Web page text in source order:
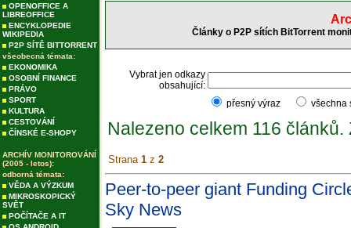
OPENOFFICE A
LIBREOFFICE
ENCYKLOPEDIE
WIKIPEDIA
P2P SÍTĚ BITTORRENT
všeobecná témata:
EKONOMIKA
OSOBNÍ FINANCE
PRÁVO
SPORT
KULTURA
CESTOVÁNÍ
ČÍNSKÉ E-SHOPY
ARCHÍV MONITOROVÁNÍ
(2005 - letos):
odborná témata:
VĚDA A VÝZKUM
MIKROSKOPICKÝ
SVĚT
POČÍTAČE A IT
Články o P2P sítích BitTorrent
Vybrat jen odkazy
obsahující:
přesný výraz
Nalezeno celkem 116
Strana 1 z 2
Peer-to-peer giant Funding
Sky News